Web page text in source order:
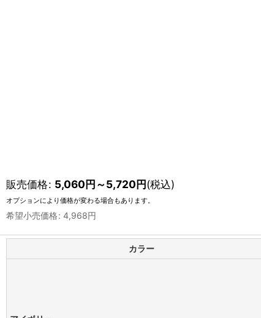
販売価格: 5,060円～5,720円(税込)
オプションにより価格が変わる場合もあります。
希望小売価格: 4,968円
カラー